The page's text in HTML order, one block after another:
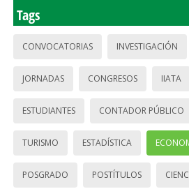
Tags
CONVOCATORIAS INVESTIGACIÓN
JORNADAS CONGRESOS IIATA
ESTUDIANTES CONTADOR PÚBLICO
TURISMO ESTADÍSTICA
POSGRADO POSTÍTULOS